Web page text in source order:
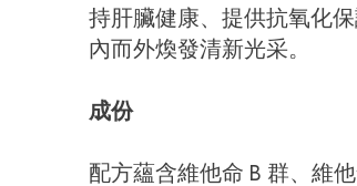
持肝臟健康、提供抗氧化
內而外煥發清新光采。
成份
配方蘊含維他命 B 群、維